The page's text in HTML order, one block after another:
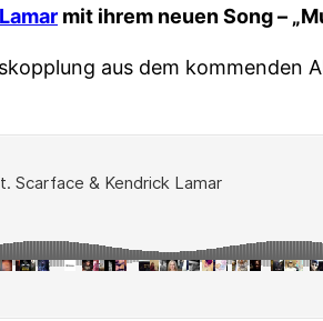
mit ihrem neuen Song –
aus dem kommenden